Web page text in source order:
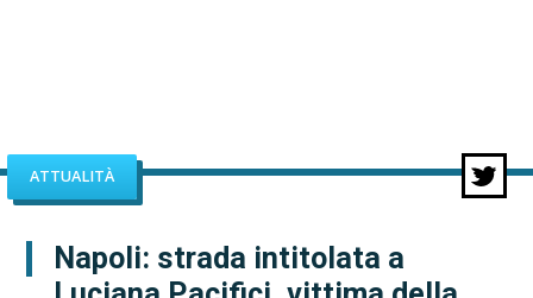
ATTUALITÀ
Napoli: strada intitolata a